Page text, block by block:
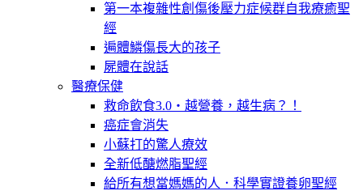
第一本複雜性創傷後壓力症候群自我療癒聖
經
遍體鱗傷長大的孩子
屍體在說話
醫療保健
救命飲食3.0‧越營養，越生病？！
癌症會消失
小蘇打的驚人療效
全新低醣燃脂聖經
給所有想當媽媽的人．科學實證養卵聖經